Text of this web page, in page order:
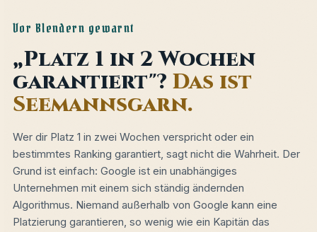
Vor Blendern gewarnt
„Platz 1 in 2 Wochen
garantiert"? Das ist
Seemannsgarn.
Wer dir Platz 1 in zwei Wochen verspricht oder ein
bestimmtes Ranking garantiert, sagt nicht die Wahrheit. Der
Grund ist einfach: Google ist ein unabhängiges
Unternehmen mit einem sich ständig ändernden
Algorithmus. Niemand außerhalb von Google kann eine
Platzierung garantieren, so wenig wie ein Kapitän das